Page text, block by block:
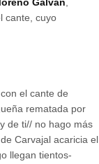
cante, cuyo
el cante de
rematada por
de ti// no hago más
Carvajal acaricia el
llegan tientos-